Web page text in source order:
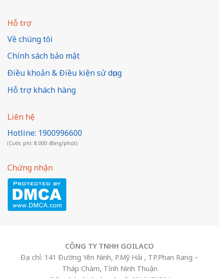
Hỗ trợ
Về chúng tôi
Chính sách bảo mật
Điều khoản & Điều kiện sử dụng
Hỗ trợ khách hàng
Liên hệ
Hotline: 1900996600
(Cước phí: 8.000 đồng/phút)
Chứng nhận
CÔNG TY TNHH GOILACO
Địa chỉ: 141 Đường Yên Ninh, P.Mỹ Hải , TP.Phan Rang –
Tháp Chàm, Tỉnh Ninh Thuận